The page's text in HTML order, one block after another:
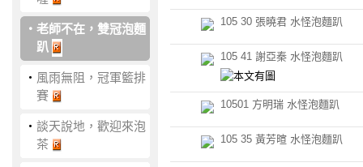
‧ 老師不在，雙冠泡麵
趴
‧ 風雨無阻，冠軍籃排
賽
‧ 談天說地，歡迎來泡
茶
105 30 張曉君 水怪泡麵趴
105 41 謝亞秦 水怪泡麵趴
10501 方明瑞 水怪泡麵趴
105 35 黃芳暄 水怪泡麵趴